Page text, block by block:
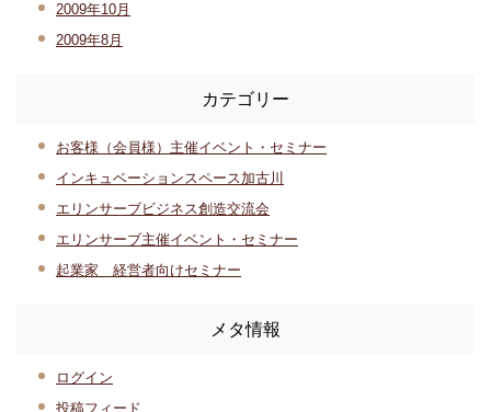
2009年10月
2009年8月
カテゴリー
お客様（会員様）主催イベント・セミナー
インキュベーションスペース加古川
エリンサーブビジネス創造交流会
エリンサーブ主催イベント・セミナー
起業家 経営者向けセミナー
メタ情報
ログイン
投稿フィード